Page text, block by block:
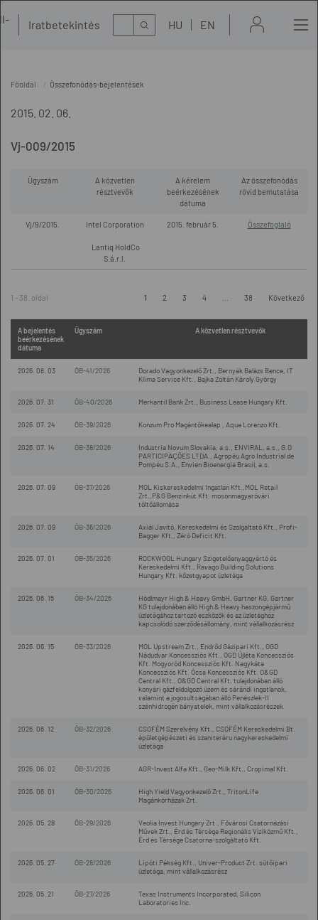
Iratbetekintés Kereső HU EN
Főoldal Összefonódás-bejelentések
2015. 02. 06.
Vj-009/2015
Ügyszám
A közvetlen
résztvevők
A kérelem
beérkezésének
dátuma
Az összefonódás
rövid bemutatása
Vj/9/2015. Intel Corporation
Lantiq HoldCo
S.á.r.l.
2015. február 5. Összefoglaló
1 - 38. oldal 1 2 3 4 38 Következő
A bejelentés
beérkezésének
dátuma
Ügyszám A közvetlen résztvevők
2026. 08. 03 ÖB-41/2026
Dorado Vagyonkezelő Zrt., Bernyák Balázs Bence, IT
Klima Service Kft., Bajka Zoltán Károly György
2026. 07. 31 ÖB-40/2026 Merkantil Bank Zrt., Business Lease Hungary Kft.
2026. 07. 24 ÖB-39/2026 Konzum Pro Magántőkealap , Aqua Lorenzo Kft.
2026. 07. 14 ÖB-38/2026
Industria Novum Slovakia, a.s., ENVIRAL, a.s., G.O
PARTICIPAÇÕES LTDA., Agropéu Agro Industrial de
Pompéu S.A., Envien Bioenergia Brasil, a.s.
2026. 07. 09 ÖB-37/2026
MOL Kiskereskedelmi Ingatlan Kft.,MOL Retail
Zrt.,P&G Benzinkút Kft. mosonmagyaróvári
töltőállomása
2026. 07. 09 ÖB-36/2026
Axiál Javító, Kereskedelmi és Szolgáltató Kft., Profi-
Bagger Kft., Zéró Deficit Kft.
2026. 07. 01 ÖB-35/2026
ROCKWOOL Hungary Szigetelőanyaggyártó és
Kereskedelmi Kft., Ravago Building Solutions
Hungary Kft. kőzetgyapot üzletága
2026. 06. 15 ÖB-34/2026
Hödlmayr High & Heavy GmbH, Gartner KG, Gartner
KG tulajdonában álló High & Heavy haszongépjármű
üzletágához tartozó eszközök és az üzletághoz
kapcsolódó szerződésállomány, mint vállalkozásrész
2026. 06. 15 ÖB-33/2026
MOL Upstream Zrt., Endrőd Gázipari Kft., OGD
Nádudvar Koncessziós Kft., OGD Újléta Koncessziós
Kft. Mogyoród Koncessziós Kft. Nagykáta
Koncessziós Kft. Ócsa Koncessziós Kft. O&GD
Central Kft., O&GD Central Kft. tulajdonában álló
konyári gázfeldolgozó üzem és sárándi ingatlanok,
valamint a jogosultságában álló Penészlek-II
szénhidrogén bányatelek, mint vállalkozásrészek
2026. 06. 12 ÖB-32/2026
CSOFÉM Szerelvény Kft., CSOFÉM Kereskedelmi Bt.
épületgépészeti és szaniteráru nagykereskedelmi
üzletága
2026. 06. 02 ÖB-31/2026 AGR-Invest Alfa Kft., Geo-Milk Kft., Cropimal Kft.
2026. 06. 01 ÖB-30/2026
High Yield Vagyonkezelő Zrt., TritonLife
Magánkórházak Zrt.
2026. 05. 28 ÖB-29/2026
Veolia Invest Hungary Zrt., Fővárosi Csatornázási
Művek Zrt., Érd és Térsége Regionális Víziközmű Kft.,
Érd és Térsége Csatorna-szolgáltató Kft.
2026. 05. 27 ÖB-28/2026
Lipóti Pékség Kft., Univer-Product Zrt. sütőipari
üzletága, mint vállalkozásrész
2026. 05. 21 ÖB-27/2026
Texas Instruments Incorporated, Silicon
Laboratories Inc.